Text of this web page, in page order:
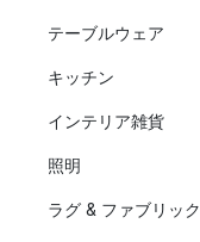
テーブルウェア
キッチン
インテリア雑貨
照明
ラグ & ファブリック